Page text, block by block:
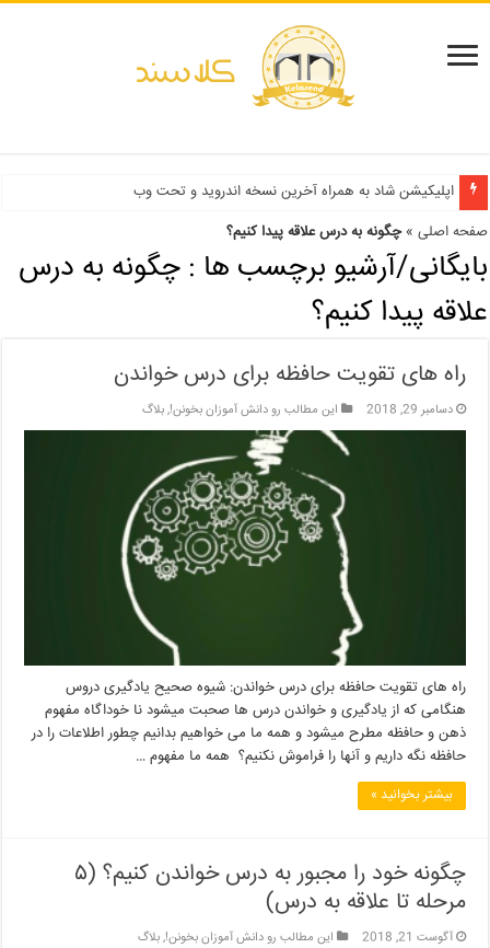
اپلیکیشن شاد به همراه آخرین نسخه اندروید و تحت وب
دفترچه انتخاب رشته کنکور سراسری ۱۳۹۹ و دانشگاه آزاد ۹۹
صفحه اصلی »چگونه به درس علاقه پیدا کنیم؟
بایگانی/آرشیو برچسب ها :چگونه به درس
علاقه پیدا کنیم؟
راه های تقویت حافظه برای درس خواندن
دسامبر 29, 2018 این مطالب رو دانش آموزان بخونن!,بلاگ
راه های تقویت حافظه برای درس خواندن: شیوه صحیح یادگیری دروس
هنگامی که از یادگیری و خواندن درس ها صحبت میشود نا خوداگاه مفهوم
ذهن و حافظه مطرح میشود و همه ما می خواهیم بدانیم چطور اطلاعات را در
حافظه نگه داریم و آنها را فراموش نکنیم؟ همه ما مفهوم …
بیشتر بخوانید »
چگونه خود را مجبور به درس خواندن کنیم؟ (۵
مرحله تا علاقه به درس)
آگوست 21, 2018 این مطالب رو دانش آموزان بخونن!,بلاگ